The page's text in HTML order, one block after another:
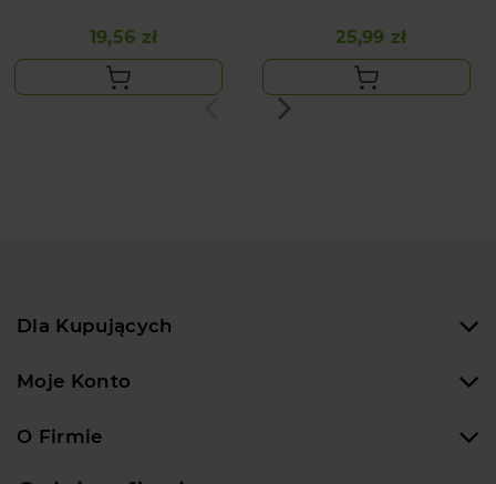
Cena
19,56 zł Cena
25,99 zł
Dla Kupujących
Moje Konto
O Firmie